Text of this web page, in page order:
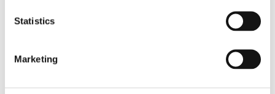
Statistics
Marketing
stilnet det.
krampet i magen.